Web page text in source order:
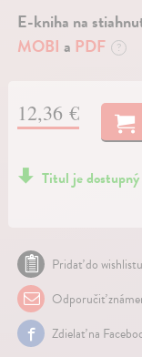
E-kniha na
MOBI a PDF ?
12,36 €
Titul je
Pridať do wishlistu
Odporučiť
Zdielať na